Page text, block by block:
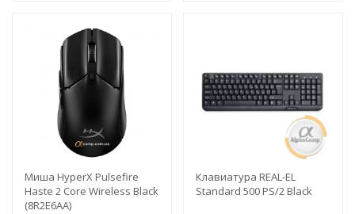
Миша HyperX Pulsefire
Haste 2 Core Wireless Black
(8R2E6AA)
Клавиатура REAL-EL
Standard 500 PS/2 Black